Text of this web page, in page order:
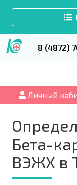
8 (4872)
Личный
Бета-
ВЭЖХ в